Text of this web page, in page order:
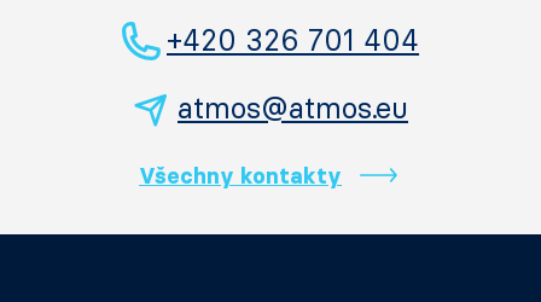
+420 326 701 404
atmos@atmos.eu
Všechny kontakty